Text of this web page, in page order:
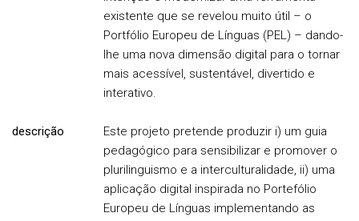
descrição
existente que se revelou muito útil – o
Portfólio Europeu de Línguas (PEL) – dando-
lhe uma nova dimensão digital para o tornar
mais acessível, sustentável, divertido e
interativo.
Este projeto pretende produzir i) um guia
pedagógico para sensibilizar e promover o
plurilinguismo e a interculturalidade, ii) uma
aplicação digital inspirada no Portefólio
Europeu de Línguas implementando as